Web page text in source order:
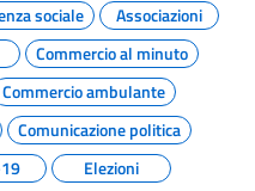
sociale
Associazioni
Commercio al minuto
Commercio ambulante
Comunicazione politica
Elezioni